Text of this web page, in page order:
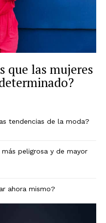
que las mujeres
tendencias de la moda?
peligrosa y de mayor
ahora mismo?